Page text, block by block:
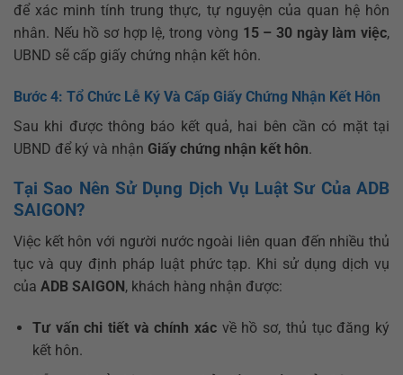
để xác minh tính trung thực, tự nguyện của quan hệ hôn
nhân. Nếu hồ sơ hợp lệ, trong vòng 15 – 30 ngày làm việc,
UBND sẽ cấp giấy chứng nhận kết hôn.
Bước 4: Tổ Chức Lễ Ký Và Cấp Giấy Chứng Nhận Kết Hôn
Sau khi được thông báo kết quả, hai bên cần có mặt tại
UBND để ký và nhận Giấy chứng nhận kết hôn.
Tại Sao Nên Sử Dụng Dịch Vụ Luật Sư Của ADB
SAIGON?
Việc kết hôn với người nước ngoài liên quan đến nhiều thủ
tục và quy định pháp luật phức tạp. Khi sử dụng dịch vụ
của ADB SAIGON, khách hàng nhận được:
Tư vấn chi tiết và chính xác về hồ sơ, thủ tục đăng ký
kết hôn.